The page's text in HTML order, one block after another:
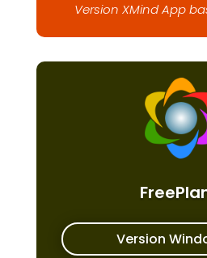
Version XMind App
Version